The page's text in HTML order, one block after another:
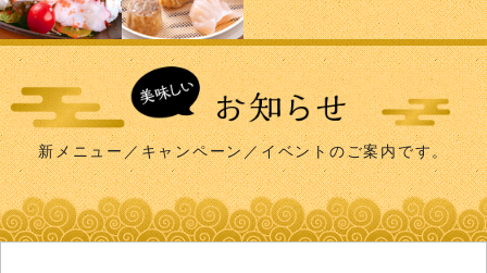
新メニュー／キャンペーン／イベントのご案内です。